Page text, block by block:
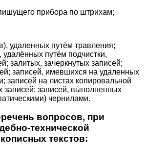
прибора по штрихам;
удаленных путём травления;
путём подчистки,
залитых, зачеркнутых записей;
записей, имевшихся на удаленных
записей на листах копировальной
записей; записей, выполненных
чернилами.
вопросов, при
технической
текстов: